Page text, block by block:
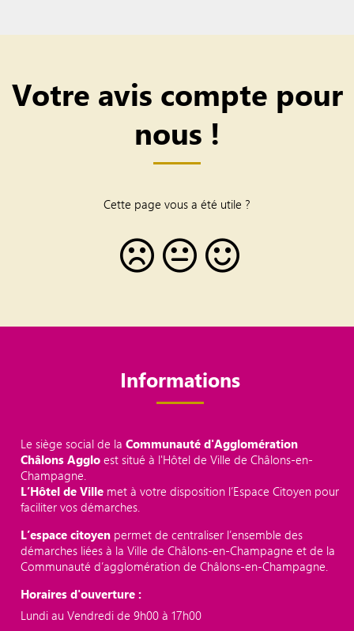
Votre avis compte pour
nous !
Cette page vous a été utile ?
Informations
Le siège social de laCommunauté d'Agglomération
Châlons Aggloest situé à l'Hôtel de Ville de Châlons-en-
Champagne.
L’Hôtel de Ville met à votre disposition l’Espace Citoyen pour
faciliter vos démarches.
L’espace citoyen permet de centraliser l’ensemble des
démarches liées à la Ville de Châlons-en-Champagne et de la
Communauté d’agglomération de Châlons-en-Champagne.
Horaires d'ouverture :
Lundi au Vendredi de 9h00 à 17h00